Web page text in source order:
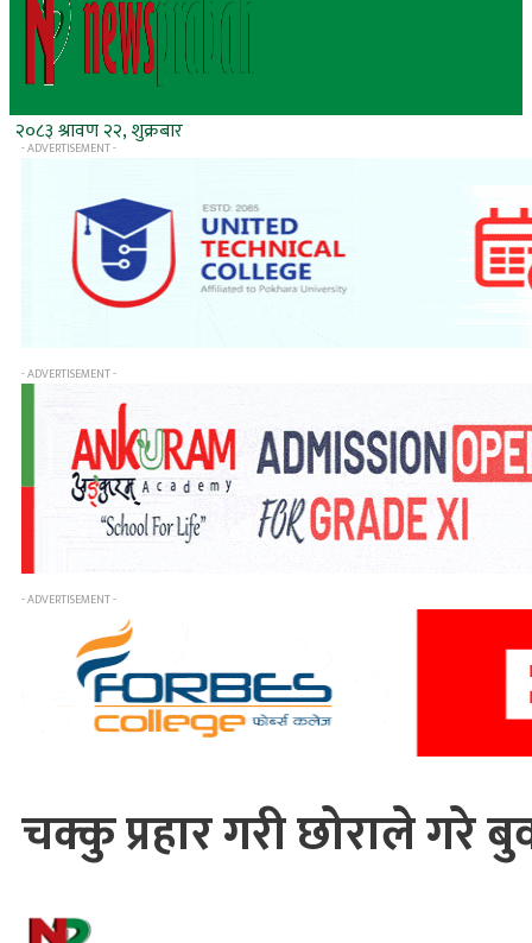
२०८३ श्रावण २२, शुक्रबार
- ADVERTISEMENT -
- ADVERTISEMENT -
- ADVERTISEMENT -
चक्कु प्रहार गरी छोराले गरे